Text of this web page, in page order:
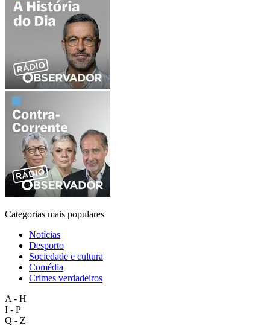
Categorias mais populares
Notícias
Desporto
Sociedade e cultura
Comédia
Crimes verdadeiros
A - H
I - P
Q - Z